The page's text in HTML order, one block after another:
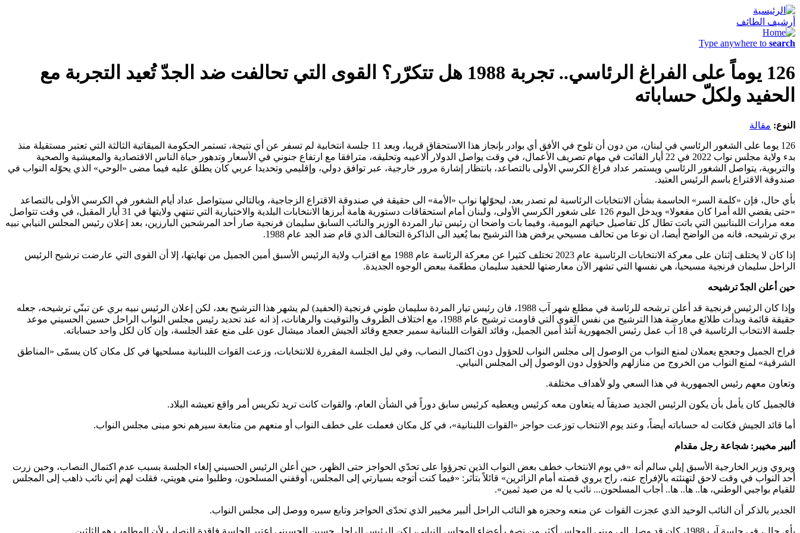
أرشيف الطائف
Type anywhere to search
126 يوماً على الفراغ الرئاسي.. تجربة 1988 هل تتكرّر؟ القوى التي تحالفت ضد الجدّ تُعيد التجربة مع
الحفيد ولكلّ حساباته
النوع: مقالة
126 يوما على الشغور الرئاسي في لبنان، من دون أن تلوح في الأفق أي بوادر بإنجاز هذا الاستحقاق قريبا، وبعد 11 جلسة انتخابية لم تسفر عن أي نتيجة، تستمر الحكومة الميقاتية الثالثة التي تعتبر مستقيلة منذ
بدء ولاية مجلس نواب 2022 في 22 أيار الفائت في مهام تصريف الأعمال، في وقت يواصل الدولار ألاعيبه وتحليقه، مترافقا مع ارتفاع جنوني في الأسعار وتدهور حياة الناس الاقتصادية والمعيشية والصحية
والتربوية، يتواصل الشغور الرئاسي ويستمر عداد فراغ الكرسي الأولى بالتصاعد، بانتظار إشارة مرور خارجية، عبر توافق دولي، وإقليمي وتحديدا عربي كان يطلق عليه فيما مضى «الوحي» الذي يحوّله النواب في
صندوقة الاقتراع باسم الرئيس العتيد.
بأي حال، فإن «كلمة السر» الحاسمة بشأن الانتخابات الرئاسية لم تصدر بعد، ليحوّلها نواب «الأمة» الى حقيقة في صندوقة الاقتراع الزجاجية، وبالتالي سيتواصل عداد أيام الشغور في الكرسي الأولى بالتصاعد
«حتى يقضي الله أمرا كان مفعولا» ويدخل اليوم 126 على شغور الكرسي الأولى، ولبنان أمام استحقاقات دستورية هامة أبرزها الانتخابات البلدية والاختيارية التي تنتهي ولايتها في 31 أيار المقبل، في وقت تتواصل
معه مرارات اللبنانيين التي باتت تطال كل تفاصيل حياتهم اليومية، وفيما بات واضحا ان رئيس تيار المردة الوزير والنائب السابق سليمان فرنجية صار أحد المرشحين البارزين، بعد إعلان رئيس المجلس النيابي نبيه
بري ترشيحه، فانه من الواضح أيضا، ان نوعا من تحالف مسيحي يرفض هذا الترشيح بما يُعيد الى الذاكرة التحالف الذي قام ضد الجد عام 1988.
إذا كان لا يختلف إثنان على معركة الانتخابات الرئاسية عام 2023 تختلف كثيرا عن معركة الرئاسة عام 1988 مع اقتراب ولاية الرئيس الأسبق أمين الجميل من نهايتها، إلا أن القوى التي عارضت ترشيح الرئيس
الراحل سليمان فرنجية مسيحيا، هي نفسها التي تشهر الآن معارضتها للحفيد سليمان مطعّمة ببعض الوجوه الجديدة.
حين أعلن الجدّ ترشيحه
وإذا كان الرئيس فرنجية قد أعلن ترشحه للرئاسة في مطلع شهر آب 1988، فان رئيس تيار المردة سليمان طوني فرنجية (الحفيد) لم يشهر هذا الترشيح بعد، لكن إعلان الرئيس نبيه بري عن تبنّي ترشيحه، جعله
حقيقة قائمة وبدأت طلائع معارضة هذا الترشيح من نفس القوى التي قاومت ترشيح عام 1988، مع اختلاف الظروف والتوقيت والرهانات، إذ انه عند تحديد رئيس مجلس النواب الراحل حسين الحسيني موعد
جلسة الانتخاب الرئاسية في 18 آب عمل رئيس الجمهورية آنئذ أمين الجميل، وقائد القوات اللبنانية سمير جعجع وقائد الجيش العماد ميشال عون على منع عقد الجلسة، وإن كان لكل واحد حساباته.
فراح الجميل وجعجع يعملان لمنع النواب من الوصول إلى مجلس النواب للحؤول دون اكتمال النصاب، وفي ليل الجلسة المقررة للانتخابات، وزعت القوات اللبنانية مسلحيها في كل مكان كان يسمّى «المناطق
الشرقية» لمنع النواب من الخروج من منازلهم والحؤول دون الوصول إلى المجلس النيابي.
وتعاون معهم رئيس الجمهورية في هذا السعي ولو لأهداف مختلفة.
فالجميل كان يأمل بأن يكون الرئيس الجديد صديقاً له يتعاون معه كرئيس ويعطيه كرئيس سابق دوراً في الشأن العام، والقوات كانت تريد تكريس أمر واقع تعيشه البلاد.
أما قائد الجيش فكانت له حساباته أيضاً، وعند يوم الانتخاب توزعت حواجز «القوات اللبنانية»، في كل مكان فعملت على خطف النواب أو منعهم من متابعة سيرهم نحو مبنى مجلس النواب.
ألبير مخيبر: شجاعة رجل مقدام
ويروي وزير الخارجية الأسبق إيلي سالم أنه «في يوم الانتخاب خطف بعض النواب الذين تجرؤوا على تحدّي الحواجز حتى الظهر، حين أعلن الرئيس الحسيني إلغاء الجلسة بسبب عدم اكتمال النصاب، وحين زرت
أحد النواب في وقت لاحق لتهنئته بالإفراج عنه، راح يروي قصته أمام الزائرين» قائلاً بتأثر: «فيما كنت أتوجه بسيارتي إلى المجلس، أوقفني المسلحون، وطلبوا مني هويتي، فقلت لهم إني نائب ذاهب إلى المجلس
للقيام بواجبي الوطني، ها.. ها.. ها.. أجاب المسلحون... نائب يا له من صيد ثمين».
الجدير بالذكر أن النائب الوحيد الذي عجزت القوات عن منعه وحجزه هو النائب الراحل ألبير مخيبر الذي تحدّى الحواجز وتابع سيره ووصل إلى مجلس النواب.
بأي حال، في جلسة آب 1988، كان قد وصل إلى مبنى المجلس أكثر من نصف أعضاء المجلس النيابي، لكن الرئيس الراحل حسين الحسيني اعتبر الجلسة فاقدة للنصاب لأن المطلوب هو الثلثين.